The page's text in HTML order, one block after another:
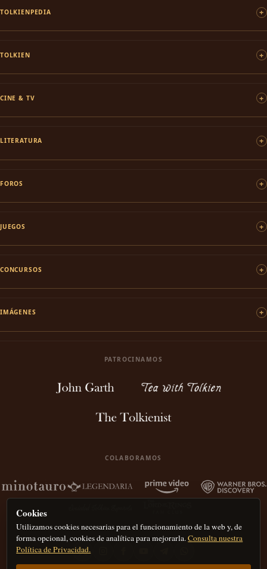
TOLKIENPEDIA
TOLKIEN
CINE & TV
LITERATURA
FOROS
JUEGOS
CONCURSOS
IMÁGENES
PATROCINAMOS
COLABORAMOS
Cookies
Utilizamos cookies necesarias para el funcionamiento de la web y, de
forma opcional, cookies de analítica para mejorarla.Consulta nuestra
Política de Privacidad.